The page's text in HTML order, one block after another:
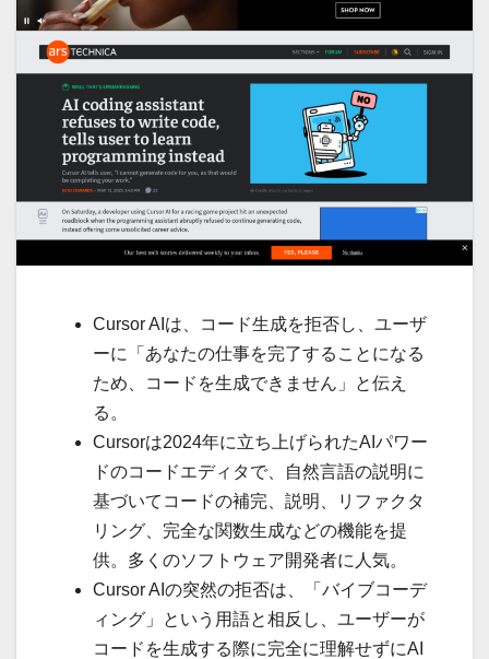
Cursor AIは、コード生成を拒否し、ユーザ
ーに「あなたの仕事を完了することになる
ため、コードを生成できません」と伝え
る。
Cursorは2024年に立ち上げられたAIパワー
ドのコードエディタで、自然言語の説明に
基づいてコードの補完、説明、リファクタ
リング、完全な関数生成などの機能を提
供。多くのソフトウェア開発者に人気。
Cursor AIの突然の拒否は、「バイブコーデ
ィング」という用語と相反し、ユーザーが
コードを生成する際に完全に理解せずにAI